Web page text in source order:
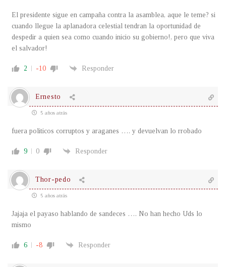
El presidente sigue en campaña contra la asamblea, aque le teme? si
cuando llegue la aplanadora celestial tendran la oportunidad de
despedir a quien sea como cuando inicio su gobierno!, pero que viva
el salvador!
2 -10 Responder
Ernesto
5 años atrás
fuera politicos corruptos y araganes …. y devuelvan lo rrobado
9 0 Responder
Thor-pedo
5 años atrás
Jajaja el payaso hablando de sandeces …. No han hecho Uds lo
mismo
6 -8 Responder